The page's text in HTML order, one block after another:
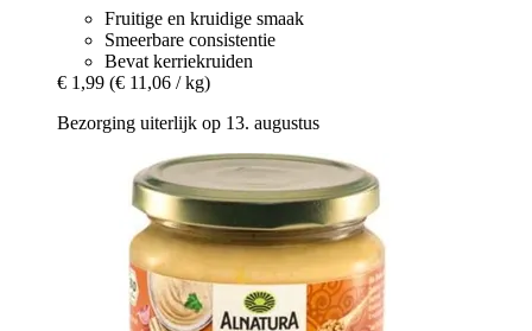
Fruitige en kruidige smaak
Smeerbare consistentie
Bevat kerriekruiden
€ 1,99 (€ 11,06 / kg)
Bezorging uiterlijk op 13. augustus